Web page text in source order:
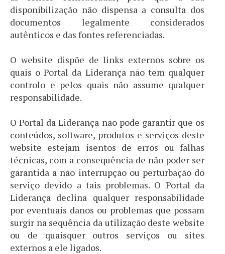
disponibilização não dispensa a consulta dos
documentos legalmente considerados
autênticos e das fontes referenciadas.
O website dispõe de links externos sobre os
quais o Portal da Liderança não tem qualquer
controlo e pelos quais não assume qualquer
responsabilidade.
O Portal da Liderança não pode garantir que os
conteúdos, software, produtos e serviços deste
website estejam isentos de erros ou falhas
técnicas, com a consequência de não poder ser
garantida a não interrupção ou perturbação do
serviço devido a tais problemas. O Portal da
Liderança declina qualquer responsabilidade
por eventuais danos ou problemas que possam
surgir na sequência da utilização deste website
ou de quaisquer outros serviços ou sites
externos a ele ligados.